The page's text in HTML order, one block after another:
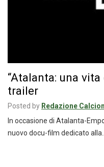
“Atalanta: una vita
trailer
Posted by Redazione
In occasione di Atalanta-
nuovo docu-film dedicato